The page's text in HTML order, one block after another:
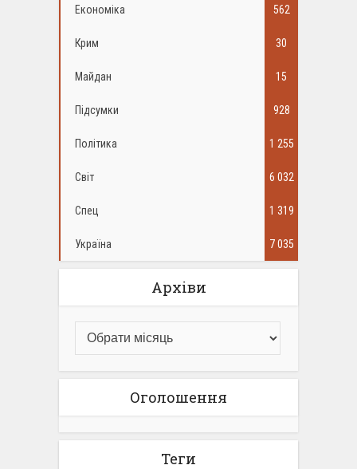
Економіка 562
Крим 30
Майдан 15
Підсумки 928
Політика 1 255
Світ 6 032
Спец 1 319
Україна 7 035
Архіви
Оголошення
Теги